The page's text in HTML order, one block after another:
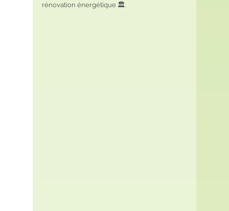
rénovation énergétique 🏛️.